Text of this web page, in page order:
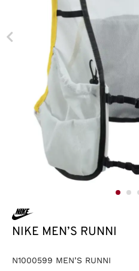
NIKE MEN’S RUNNI
N1000599 MEN’S RUNNI